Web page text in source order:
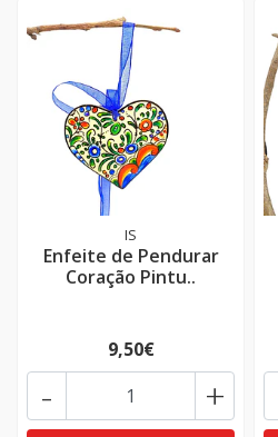
IS
Enfeite de Pendurar
Coração Pintu..
9,50€
+
-